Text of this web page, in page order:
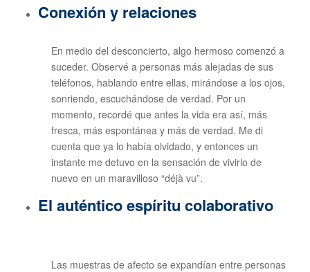
Conexión y relaciones
En medio del desconcierto, algo hermoso comenzó a
suceder. Observé a personas más alejadas de sus
teléfonos, hablando entre ellas, mirándose a los ojos,
sonriendo, escuchándose de verdad. Por un
momento, recordé que antes la vida era así, más
fresca, más espontánea y más de verdad. Me di
cuenta que ya lo había olvidado, y entonces un
instante me detuvo en la sensación de vivirlo de
nuevo en un maravilloso “déjà vu”.
El auténtico espíritu colaborativo
Las muestras de afecto se expandían entre personas